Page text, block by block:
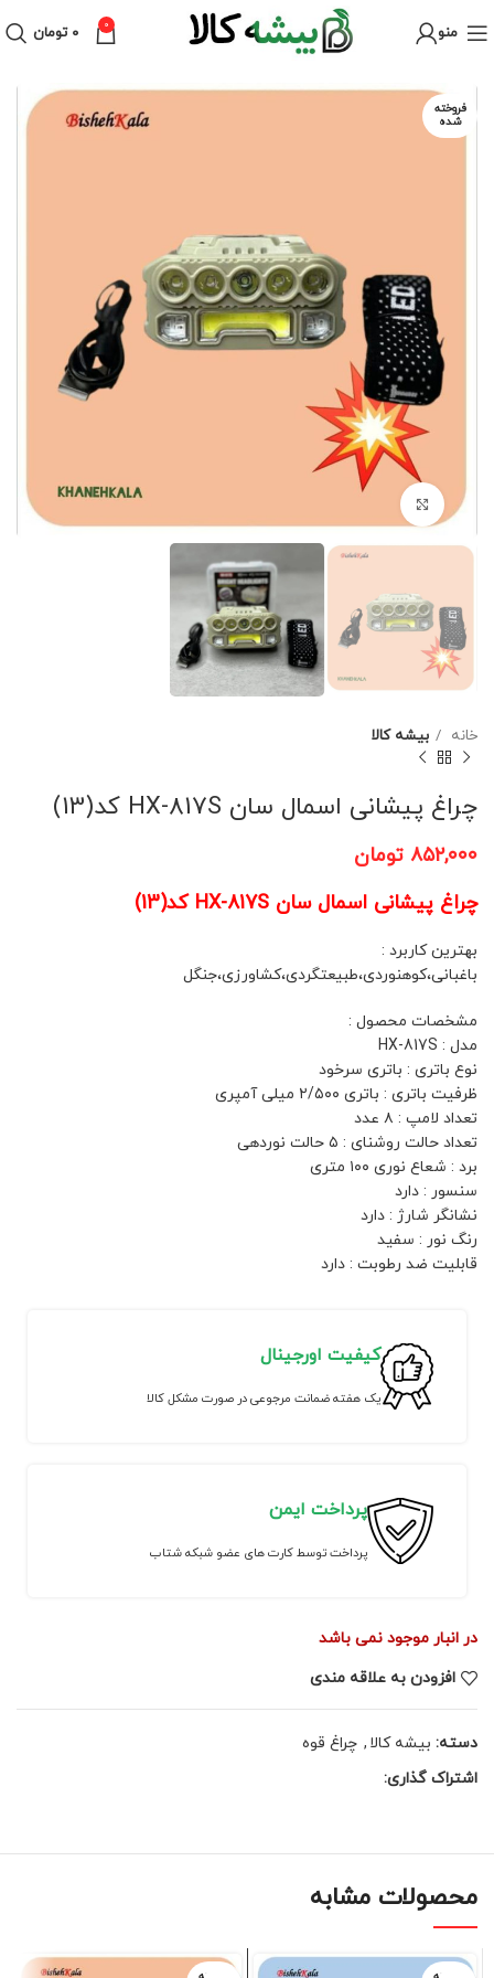
منو 0 ۰ تومان
فروخته
شده
خانه بیشه کالا
چراغ پیشانی اسمال سان HX-817S کد(13)
۸۵۲,۰۰۰ تومان
چراغ پیشانی اسمال سان HX-817S کد(13)
بهترین کاربرد :
باغبانی،کوهنوردی،طبیعتگردی،کشاورزی،جنگل
مشخصات محصول :
مدل : HX-817S
نوع باتری : باتری سرخود
ظرفیت باتری : باتری ۲/۵۰۰ میلی آمپری
تعداد لامپ : ۸ عدد
تعداد حالت روشنای : ۵ حالت نوردهی
برد : شعاع نوری ۱۰۰ متری
سنسور : دارد
نشانگر شارژ : دارد
رنگ نور : سفید
قابلیت ضد رطوبت : دارد
کیفیت اورجینال
یک هفته ضمانت مرجوعی در صورت مشکل کالا
پرداخت ایمن
پرداخت توسط کارت های عضو شبکه شتاب
در انبار موجود نمی باشد
افزودن به علاقه مندی
دسته: بیشه کالا , چراغ قوه
اشتراک گذاری:
محصولات مشابه